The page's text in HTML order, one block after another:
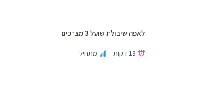
לאפה שיבולת שועל 3 מצרכים
13 דקות מתחיל